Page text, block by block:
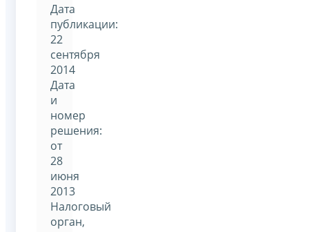
Дата
публикации:
22
сентября
2014
Дата
и
номер
решения:
от
28
июня
2013
Налоговый
орган,